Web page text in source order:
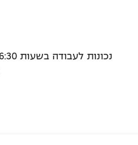
- נכונות לעבודה בשעות 7:00-16:30 וביום ו' 7:00-13:00 וגמישות בשעות לפי הצורך